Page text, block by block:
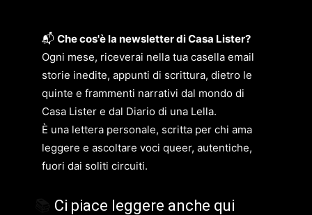
📬 Che cos'è la newsletter di Casa Lister?
Ogni mese, riceverai nella tua casella email
storie inedite, appunti di scrittura, dietro le
quinte e frammenti narrativi dal mondo di
Casa Lister e dal Diario di una Lella.
È una lettera personale, scritta per chi ama
leggere e ascoltare voci queer, autentiche,
fuori dai soliti circuiti.
Ci piace leggere anche qui